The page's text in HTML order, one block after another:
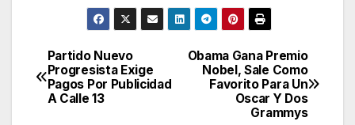
Navegación
de
Obama Gana Premio
Nobel, Sale Como
Favorito Para Un
Oscar Y Dos
Grammys
Partido Nuevo
Progresista Exige
Pagos Por Publicidad
A Calle 13